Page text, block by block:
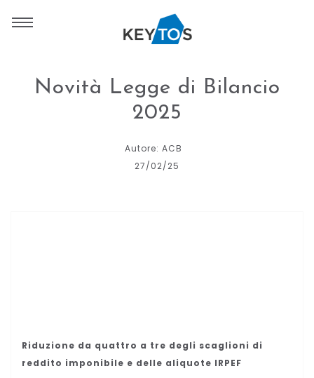
Novità Legge di Bilancio
2025
Autore: ACB
27/02/25
Riduzione da quattro a tre degli scaglioni di
reddito imponibile e delle aliquote IRPEF